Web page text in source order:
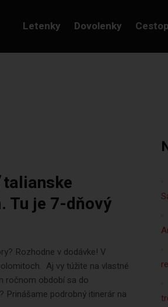
Letenky Dovolenky
Tu je 7-dňový
Rozhodne v dodávke! V
Aj vy túžite na vlastné
ročnom období sa do
Prinášame podrobný itinerár na